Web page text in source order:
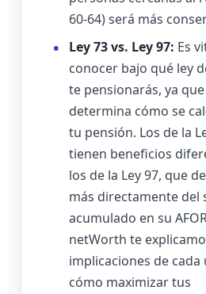
60-64) será más
Ley 73 vs. Ley 97: Es
conocer bajo qué ley
te pensionarás, ya
determina cómo se
tu pensión. Los de la
tienen beneficios
los de la Ley 97, que
más directamente del
acumulado en su
netWorth te
implicaciones de cada
cómo maximizar tus